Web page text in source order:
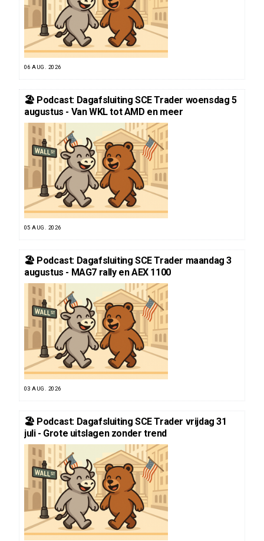
06 AUG. 2026
🏖️ Podcast: Dagafsluiting SCE Trader woensdag 5
augustus - Van WKL tot AMD en meer
05 AUG. 2026
🏖️ Podcast: Dagafsluiting SCE Trader maandag 3
augustus - MAG7 rally en AEX 1100
03 AUG. 2026
🏖️ Podcast: Dagafsluiting SCE Trader vrijdag 31
juli - Grote uitslagen zonder trend